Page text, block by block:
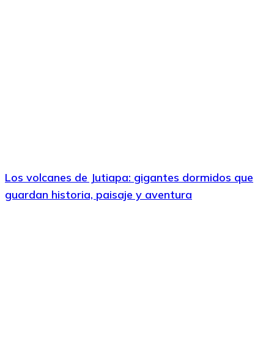
Los volcanes de Jutiapa: gigantes dormidos que
guardan historia, paisaje y aventura